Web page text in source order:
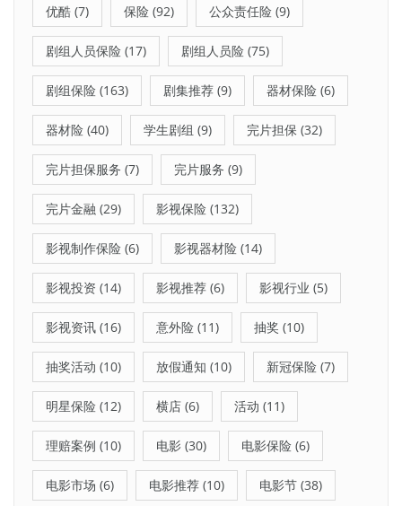
优酷 (7) 保险 (92) 公众责任险 (9)
剧组人员保险 (17) 剧组人员险 (75)
剧组保险 (163) 剧集推荐 (9) 器材保险 (6)
器材险 (40) 学生剧组 (9) 完片担保 (32)
完片担保服务 (7) 完片服务 (9)
完片金融 (29) 影视保险 (132)
影视制作保险 (6) 影视器材险 (14)
影视投资 (14) 影视推荐 (6) 影视行业 (5)
影视资讯 (16) 意外险 (11) 抽奖 (10)
抽奖活动 (10) 放假通知 (10) 新冠保险 (7)
明星保险 (12) 横店 (6) 活动 (11)
理赔案例 (10) 电影 (30) 电影保险 (6)
电影市场 (6) 电影推荐 (10) 电影节 (38)